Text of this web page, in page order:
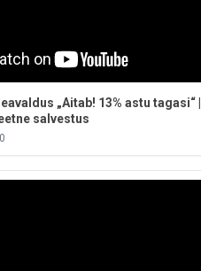
„Aitab! 13% astu tagasi“ |
salvestus